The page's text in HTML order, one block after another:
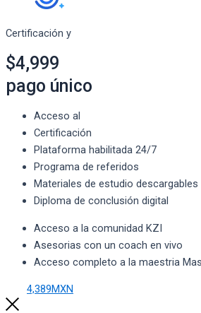
Certificación y
$4,999
pago único
Acceso al
Certificación
Plataforma habilitada 24/7
Programa de referidos
Materiales de estudio descargables
Diploma de conclusión digital
Acceso a la comunidad KZI
Asesorias con un coach en vivo
Acceso completo a la maestria
4,389MXN